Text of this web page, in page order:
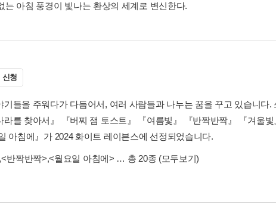
아침 풍경이 빛나는 환상의 세계로 변신한다.
신청
기들을 주워다가 다듬어서, 여러 사람들과 나누는 꿈을 꾸고 있습니다.
라를 찾아서』 『버찌 잼 토스트』 『여름빛』 『반짝반짝』 『겨울빛
아침에』가 2024 화이트 레이븐스에 선정되었습니다.
,<반짝반짝>,<월요일 아침에> … 총 20종 (모두보기)